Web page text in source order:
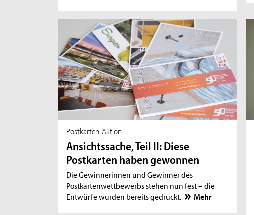
Postkarten-Aktion
Ansichtssache, Teil II: Diese
Postkarten haben gewonnen
Die Gewinnerinnen und Gewinner des
Postkartenwettbewerbs stehen nun fest – die
Entwürfe wurden bereits gedruckt.
Mehr